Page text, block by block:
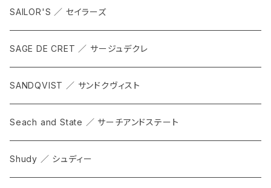
SAILOR'S ／ セイラーズ
SAGE DE CRET ／ サージュデクレ
SANDQVIST ／ サンドクヴィスト
Seach and State ／ サーチアンドステート
Shudy ／ シュディー